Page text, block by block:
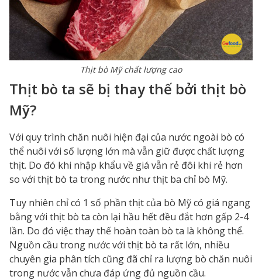
Thịt bò Mỹ chất lượng cao
Thịt bò ta sẽ bị thay thế bởi thịt bò
Mỹ?
Với quy trình chăn nuôi hiện đại của nước ngoài bò có
thể nuôi với số lượng lớn mà vẫn giữ được chất lượng
thịt. Do đó khi nhập khẩu về giá vẫn rẻ đôi khi rẻ hơn
so với thịt bò ta trong nước như thịt ba chỉ bò Mỹ.
Tuy nhiên chỉ có 1 số phần thịt của bò Mỹ có giá ngang
bằng với thịt bò ta còn lại hầu hết đều đắt hơn gấp 2-4
lần. Do đó việc thay thế hoàn toàn bò ta là không thể.
Nguồn cầu trong nước với thịt bò ta rất lớn, nhiều
chuyên gia phân tích cũng đã chỉ ra lượng bò chăn nuôi
trong nước vẫn chưa đáp ứng đủ nguồn cầu.